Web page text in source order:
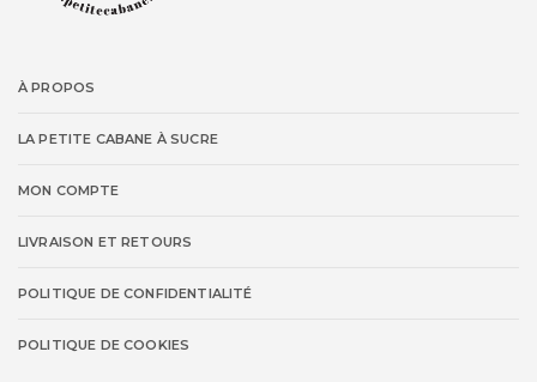
À PROPOS
LA PETITE CABANE À SUCRE
MON COMPTE
LIVRAISON ET RETOURS
POLITIQUE DE CONFIDENTIALITÉ
POLITIQUE DE COOKIES